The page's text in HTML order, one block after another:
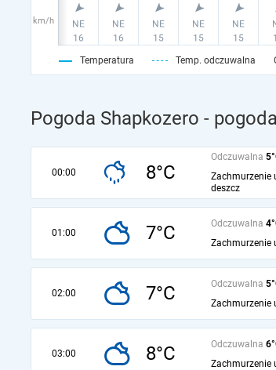
km/h
Temperatura Temp. odczuwalna
Pogoda Shapkozero -
00:00 8°C
Odczuwalna
Zachmurzenie
deszcz
01:00 7°C Odczuwalna
Zachmurzenie
02:00 7°C Odczuwalna
Zachmurzenie
03:00 8°C Odczuwalna
Zachmurzenie